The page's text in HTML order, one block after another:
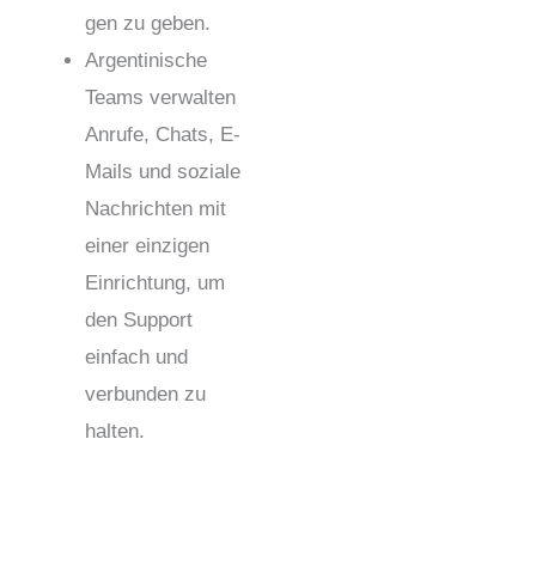
gen zu geben.
Argentinische
Teams verwalten
Anrufe, Chats, E-
Mails und soziale
Nachrichten mit
einer einzigen
Einrichtung, um
den Support
einfach und
verbunden zu
halten.